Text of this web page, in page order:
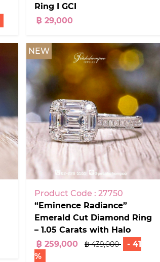
Ring I GCI
฿ 29,000
NEW
Product Code : 27750
“Eminence Radiance”
Emerald Cut Diamond Ring
– 1.05 Carats with Halo
Design | G / VS1 / GIA
฿ 259,000 ฿ 439,000
- 41
%